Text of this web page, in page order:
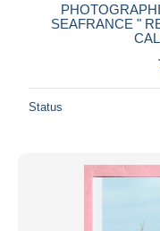
SEAFRANCE "
Status